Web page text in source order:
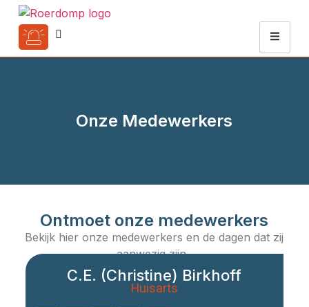
Onze Medewerkers
Ontmoet onze medewerkers
Bekijk hier onze medewerkers en de dagen dat zij
aanwezig zijn.
C.E. (Christine) Birkhoff
Huisarts